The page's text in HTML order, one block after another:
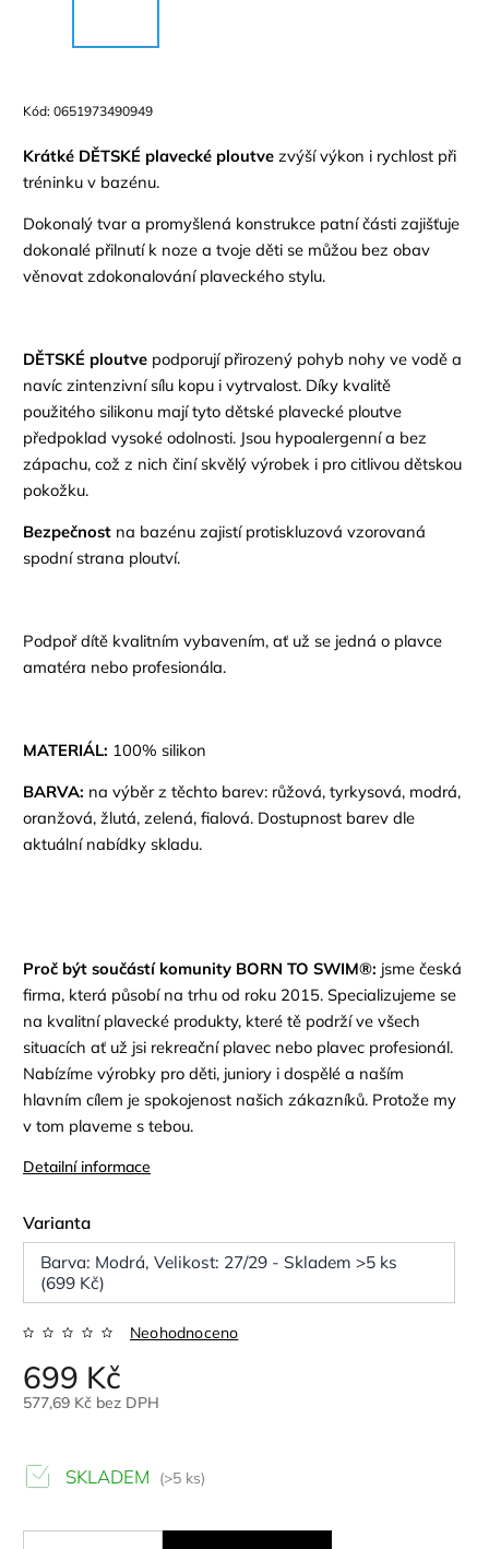
Kód: 0651973490949
Krátké DĚTSKÉ plavecké ploutve zvýší výkon i rychlost při
tréninku v bazénu.
Dokonalý tvar a promyšlená konstrukce patní části zajišťuje
dokonalé přilnutí k noze a tvoje děti se můžou bez obav
věnovat zdokonalování plaveckého stylu.
DĚTSKÉ ploutve podporují přirozený pohyb nohy ve vodě a
navíc zintenzivní sílu kopu i vytrvalost. Díky kvalitě
použitého silikonu majítyto dětské plavecké ploutve
předpoklad vysoké odolnosti. Jsou hypoalergenní a bez
zápachu, což z nich činí skvělý výrobek i pro citlivou dětskou
pokožku.
Bezpečnost na bazénu zajistí protiskluzová vzorovaná
spodní strana ploutví.
Podpoř dítě kvalitním vybavením, ať už se jedná o plavce
amatéra nebo profesionála.
MATERIÁL: 100% silikon
BARVA: na výběr z těchto barev: růžová, tyrkysová, modrá,
oranžová, žlutá, zelená, fialová. Dostupnost barev dle
aktuální nabídky skladu.
Proč být součástí komunity BORN TO SWIM®: jsme česká
firma, která působí na trhu od roku 2015. Specializujeme se
na kvalitní plavecké produkty, které tě podrží ve všech
situacích ať už jsi rekreační plavec nebo plavec profesionál.
Nabízíme výrobky pro děti, juniory i dospělé a naším
hlavním cílem je spokojenost našich zákazníků. Protože my
v tom plaveme s tebou.
Detailní informace
Varianta
Barva: Modrá, Velikost: 27/29 - Skladem >5 ks
(699 Kč)
Neohodnoceno
699 Kč
577,69 Kč bez DPH
SKLADEM (>5 ks)